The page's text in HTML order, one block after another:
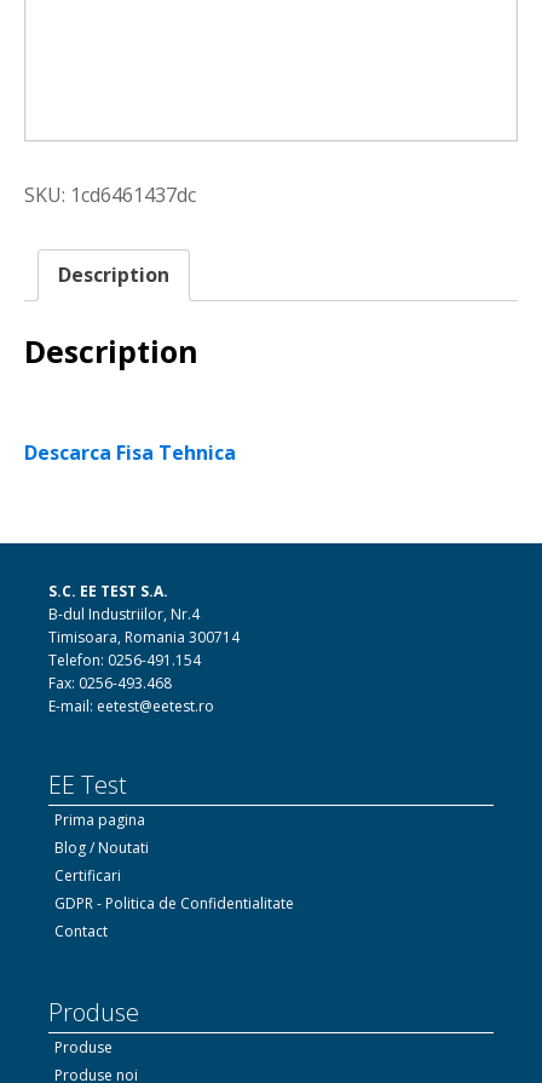
SKU: 1cd6461437dc
Description
Description
Descarca Fisa Tehnica
S.C. EE TEST S.A.
B-dul Industriilor, Nr.4
Timisoara, Romania 300714
Telefon: 0256-491.154
Fax: 0256-493.468
E-mail: eetest@eetest.ro
EE Test
Prima pagina
Blog / Noutati
Certificari
GDPR - Politica de Confidentialitate
Contact
Produse
Produse
Produse noi